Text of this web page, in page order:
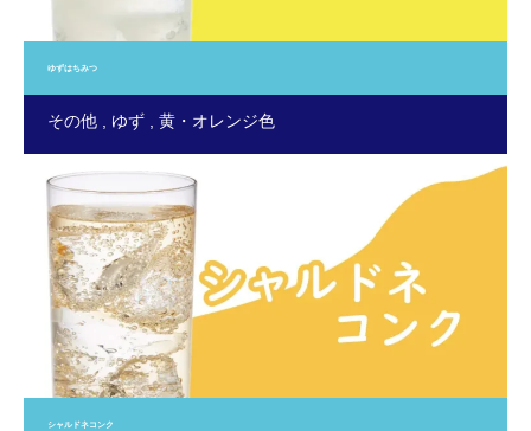
ゆずはちみつ
その他 ゆず 黄・オレンジ色
シャルドネコンク